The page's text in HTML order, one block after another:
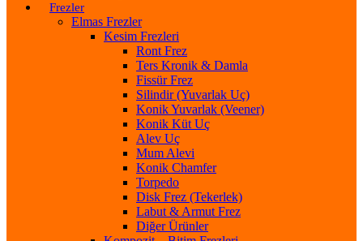
Frezler
Elmas Frezler
Kesim Frezleri
Ront Frez
Ters Kronik & Damla
Fissür Frez
Silindir (Yuvarlak Uç)
Konik Yuvarlak (Veener)
Konik Küt Uç
Alev Uç
Mum Alevi
Konik Chamfer
Torpedo
Disk Frez (Tekerlek)
Labut & Armut Frez
Diğer Ürünler